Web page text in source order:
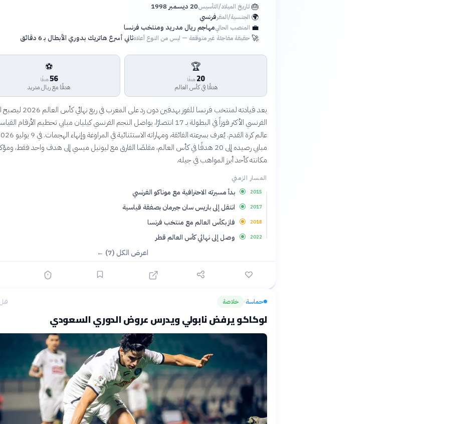
🎂تاريخ الميلاد/التأسيس20 ديسمبر 1998
🌍 الجنسية/المقرفرنسي
💼 المنصب الحاليمهاجم ريال مدريد ومنتخب فرنسا
🚀 حقيقة مفاجئة غير متوقعة — ليس من النوع أعلاهثاني أسرع هاتريك بدوري الأبطال بـ 6 دقائق
🏆
20 هدفًا
هدفًا في كأس العالم
⚽
56هدفًا
هدفًا مع ريال مدريد
بعد قيادته لمنتخب فرنسا للفوز بهدفين دون رد على
الفرنسي الأكثر فوزاً في البطولة بـ 17 انتصارًا، يواصل النجم الفرنسي كيليان مبابي تحطيم الأرقام
مبابي رصيده إلى 20 هدفًا في كأس العالم، مقلصًا الفارق مع ليونيل ميسي إلى هدف واحد فقط،
مكانته كأحد أبرز المواهب في جيله.
المسار الزمني
2015 بدأ مسيرته الاحترافية مع موناكو الفرنسي
2017 انتقل إلى باريس سان جيرمان بصفقة قياسية
2018 فاز بكأس العالم مع منتخب فرنسا
2022 وصل إلى نهائي كأس العالم قطر
اعرض الكل (7) ←
حماسة› خلاصة قبل 4
لوكاكو يرفض نابولي ويدرس عروض الدوري السعودي